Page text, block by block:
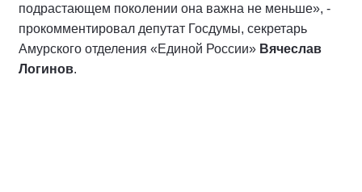
подрастающем поколении она важна не меньше», -
прокомментировал депутат Госдумы, секретарь
Амурского отделения «Единой России» Вячеслав
Логинов.